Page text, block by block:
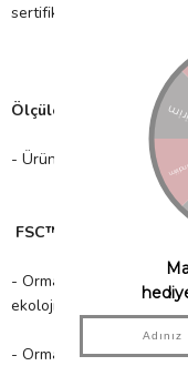
sertifikalı kâğıt kullanır!
Ölçüler;
- Ürün Boyutu: 194mm x
FSC™ Sertifikası nedir?
- Orman ürünlerinin;
ekolojik süreçlere
- Ormanlara yönelik